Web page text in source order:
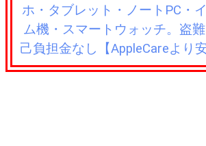
ホ・タブレット・ノートPC・
ム機・スマートウォッチ。盗
己負担金なし【AppleCareより